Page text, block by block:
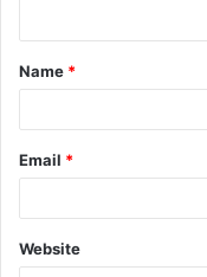
t
*
Name *
Email *
Website